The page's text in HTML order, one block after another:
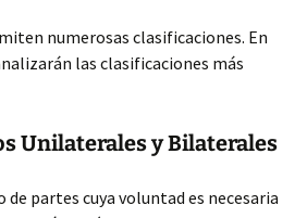
numerosas clasificaciones. En
las clasificaciones más
Unilaterales y Bilaterales
partes cuya voluntad es necesaria